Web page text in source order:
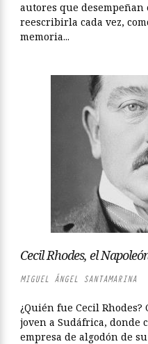
autores que
reescribirla cada vez,
memoria...
Cecil Rhodes, el
MIGUEL ÁNGEL SANTAMARINA
¿Quién fue Cecil
joven a Sudáfrica, donde
empresa de algodón de